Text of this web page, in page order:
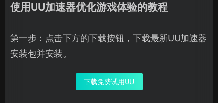
使用UU加速器优化游戏体验的教程
第一步：点击下方的下载按钮，下载最新UU加速器
安装包并安装。
下载免费试用UU